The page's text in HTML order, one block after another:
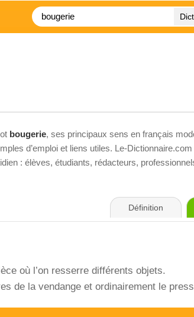
bougerie, ses principaux sens en français
d’emploi et liens utiles. Le-
: élèves, étudiants, rédacteurs,
Définition
où l’on resserre différents objets.
de la vendange et ordinairement le